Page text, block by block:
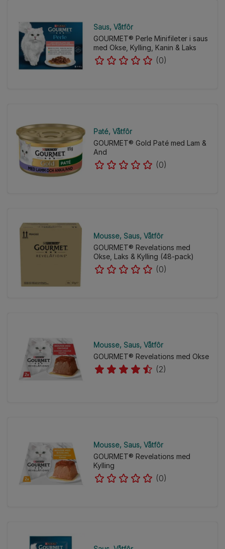
Saus Våtfôr
GOURMET® Perle Minifileter i saus
med Okse, Kylling, Kanin & Laks
(0)
Paté Våtfôr
GOURMET® Gold Paté med Lam &
And
(0)
Mousse Saus Våtfôr
GOURMET® Revelations med
Okse, Laks & Kylling (48-pack)
(0)
Mousse Saus Våtfôr
GOURMET® Revelations med Okse
(2)
Mousse Saus Våtfôr
GOURMET® Revelations med
Kylling
(0)